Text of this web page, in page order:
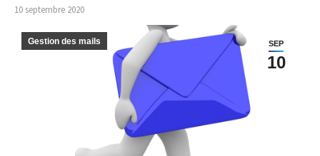
10 septembre 2020
SEP
10
Gestion des mails